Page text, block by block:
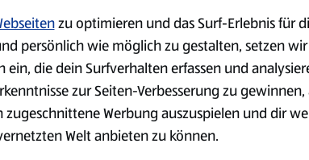
38 %
€ 1,29 €
Spare 20 %
2,79 € 3,49 €
Sortiment.
zu optimieren und das Surf-Erlebnis für
persönlich wie möglich zu gestalten, setzen wir
ein, die dein Surfverhalten erfassen und
zur Seiten-Verbesserung zu gewinnen,
zugeschnittene Werbung auszuspielen und dir
Welt anbieten zu können.